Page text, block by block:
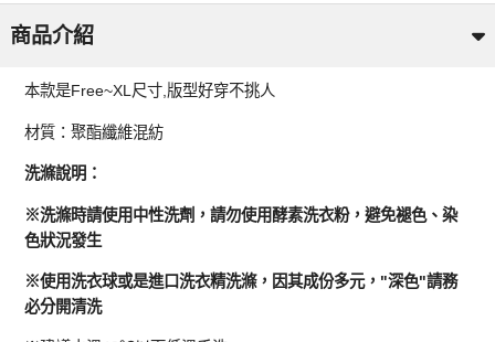
商品介紹
本款是Free~XL尺寸,版型好穿不挑人
材質：聚酯纖維混紡
洗滌說明：
※洗滌時請使用中性洗劑，請勿使用酵素洗衣粉，避免褪色、染
色狀況發生
※使用洗衣球或是進口洗衣精洗滌，因其成份多元，"深色"請務
必分開清洗